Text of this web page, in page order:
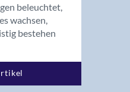
beleuchtet,
wachsen,
bestehen